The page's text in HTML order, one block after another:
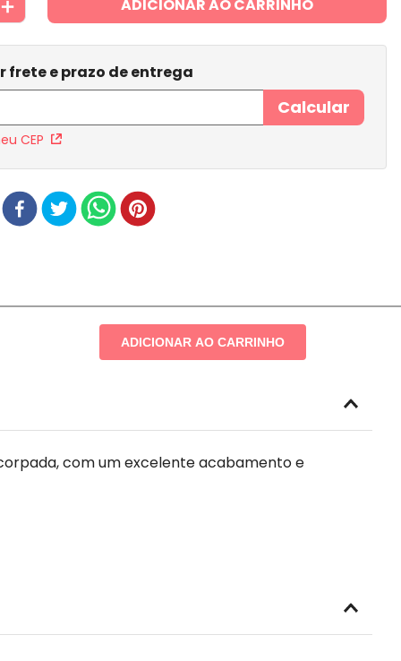
＋ ADICIONAR AO CARRINHO
CEP
ADICIONAR AO CARRINHO
com um excelente acabamento e